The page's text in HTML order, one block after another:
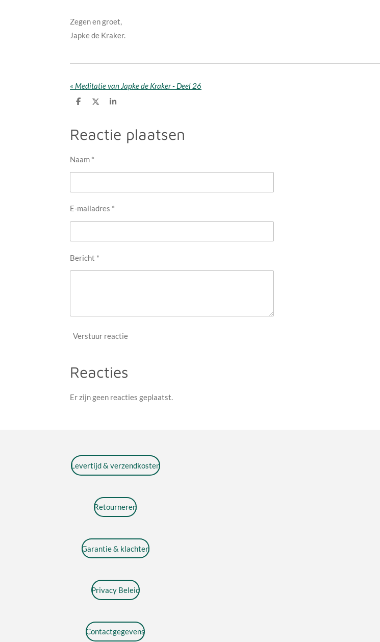
Zegen en groet,
Japke de Kraker.
« Meditatie van Japke de Kraker - Deel 26
D
n
D
S
e
Reactie plaatsen
Naam *
E-mailadres *
Bericht *
Verstuur reactie
Reacties
Er zijn geen reacties geplaatst.
Levertijd & verzendkosten
Retourneren
Garantie & klachten
Privacy Beleid
Contactgegevens